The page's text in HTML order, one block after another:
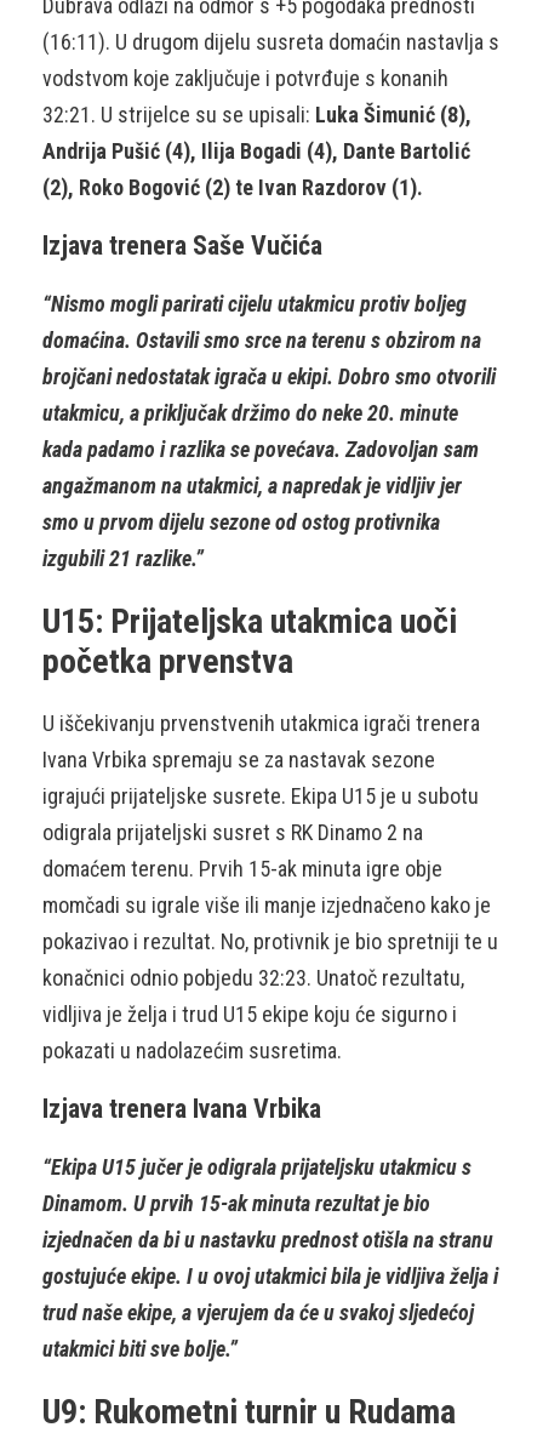
(16:11). U drugom dijelu susreta domaćin nastavlja s
vodstvom koje zaključuje i potvrđuje s konanih
32:21. U strijelce su se upisali: Luka Šimunić (8),
Andrija Pušić (4), Ilija Bogadi (4), Dante Bartolić
(2), Roko Bogović (2) te Ivan Razdorov (1).
Izjava trenera Saše Vučića
“Nismo mogli parirati cijelu utakmicu protiv boljeg
domaćina. Ostavili smo srce na terenu s obzirom na
brojčani nedostatak igrača u ekipi. Dobro smo otvorili
utakmicu, a priključak držimo do neke 20. minute
kada padamo i razlika se povećava. Zadovoljan sam
angažmanom na utakmici, a napredak je vidljiv jer
smo u prvom dijelu sezone od ostog protivnika
izgubili 21 razlike.”
U15: Prijateljska utakmica uoči
početka prvenstva
U iščekivanju prvenstvenih utakmica igrači trenera
Ivana Vrbika spremaju se za nastavak sezone
igrajući prijateljske susrete. Ekipa U15 je u subotu
odigrala prijateljski susret s RK Dinamo 2 na
domaćem terenu. Prvih 15-ak minuta igre obje
momčadi su igrale više ili manje izjednačeno kako je
pokazivao i rezultat. No, protivnik je bio spretniji te u
konačnici odnio pobjedu 32:23. Unatoč rezultatu,
vidljiva je želja i trud U15 ekipe koju će sigurno i
pokazati u nadolazećim susretima.
Izjava trenera Ivana Vrbika
“Ekipa U15 jučer je odigrala prijateljsku utakmicu s
Dinamom. U prvih 15-ak minuta rezultat je bio
izjednačen da bi u nastavku prednost otišla na stranu
gostujuće ekipe. I u ovoj utakmici bila je vidljiva želja i
trud naše ekipe, a vjerujem da će u svakoj sljedećoj
utakmici biti sve bolje.”
U9: Rukometni turnir u Rudama